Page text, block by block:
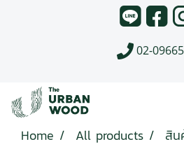
02-
Home All products
สิน